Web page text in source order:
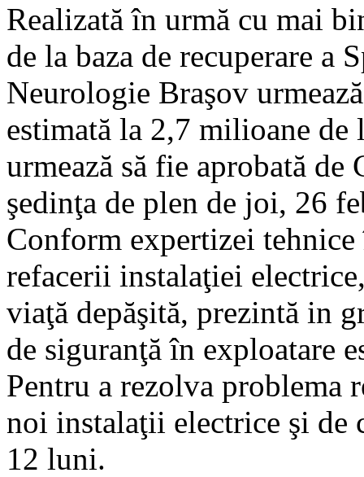
Realizată în urmă cu mai
de la baza de recuperare
Neurologie Braşov
estimată la 2,7 milioane
urmează să fie aprobată
şedinţa de plen de joi, 26
Conform expertizei
refacerii instalaţiei
viaţă depăşită, prezintă in
de siguranţă în exploatare
Pentru a rezolva problema
noi instalaţii electrice şi
12 luni.